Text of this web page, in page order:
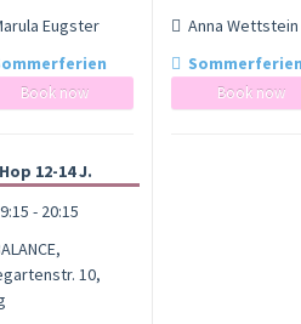
Eugster
Book now
12-14 J.
- 20:15
10,
Anna Wettstein
Sommerferien
Book now